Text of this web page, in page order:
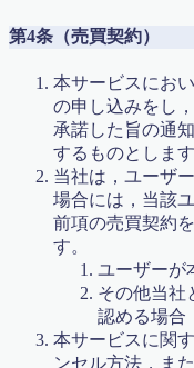
冬期講習 & 新学
利用規約／特定
合格体験記 まと
合格実績2017
合格実績2018
合格実績2019
合格実績2020
合格実績2022
問い合わせ・教育
大学受験
子育て論
学力診断テスト
定期テスト対策の
小学校6年算数
第4条（売買契約）
本サービスにお
の申し込みをし
承諾した旨の通
するものとします
当社は，ユーザ
場合には，当該
前項の売買契約
す。
ユーザーが
その他当社
認める場合
本サービスに関
ンセル方法，ま